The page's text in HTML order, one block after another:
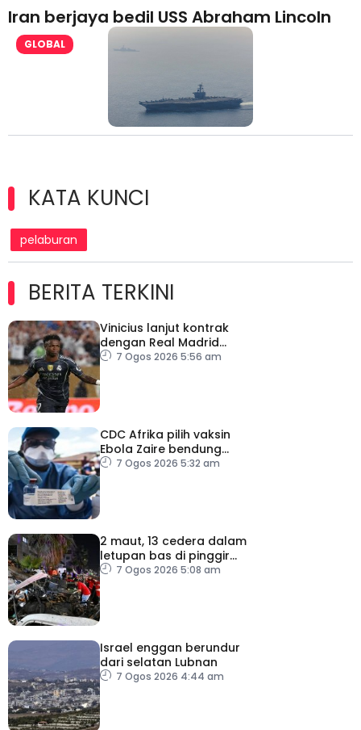
Iran berjaya bedil USS Abraham Lincoln
GLOBAL
KATA KUNCI
pelaburan
BERITA TERKINI
Vinicius lanjut kontrak
dengan Real Madrid
hingga 2032
7 Ogos 2026 5:56 am
CDC Afrika pilih vaksin
Ebola Zaire bendung
penularan wabak
7 Ogos 2026 5:32 am
2 maut, 13 cedera dalam
letupan bas di pinggir
Damsyik
7 Ogos 2026 5:08 am
Israel enggan berundur
dari selatan Lubnan
7 Ogos 2026 4:44 am